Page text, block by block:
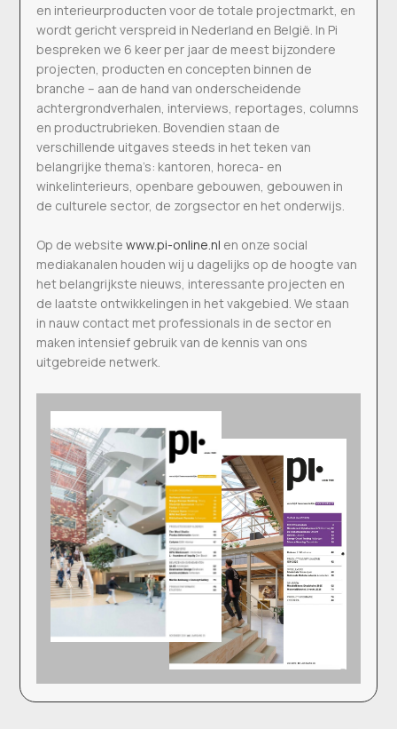
en interieurproducten voor de totale projectmarkt, en
wordt gericht verspreid in Nederland en België. In Pi
bespreken we 6 keer per jaar de meest bijzondere
projecten, producten en concepten binnen de
branche – aan de hand van onderscheidende
achtergrondverhalen, interviews, reportages, columns
en productrubrieken. Bovendien staan de
verschillende uitgaves steeds in het teken van
belangrijke thema’s: kantoren, horeca- en
winkelinterieurs, openbare gebouwen, gebouwen in
de culturele sector, de zorgsector en het onderwijs.
Op de websitewww.pi-online.nl en onze social
mediakanalen houden wij u dagelijks op de hoogte van
het belangrijkste nieuws, interessante projecten en
de laatste ontwikkelingen in het vakgebied. We staan
in nauw contact met professionals in de sector en
maken intensief gebruik van de kennis van ons
uitgebreide netwerk.